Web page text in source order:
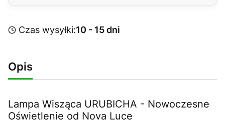
Czas wysyłki:10 - 15 dni
Opis
Lampa Wisząca URUBICHA - Nowoczesne
Oświetlenie od Nova Luce